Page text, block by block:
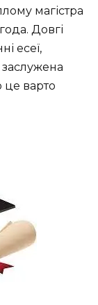
магістра
Довгі
есеї,
заслужена
це варто